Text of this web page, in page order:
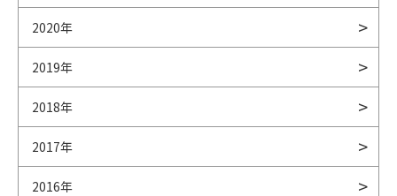
2020年
2019年
2018年
2017年
2016年